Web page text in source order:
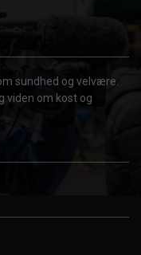
sundhed og velvære.
viden om kost og